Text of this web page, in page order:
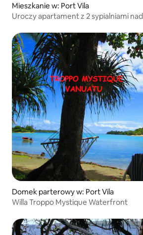
Mieszkanie w: Port Vila
Uroczy apartament z 2 sypialniami
Domek parterowy w: Port Vila
Willa Troppo Mystique Waterfront